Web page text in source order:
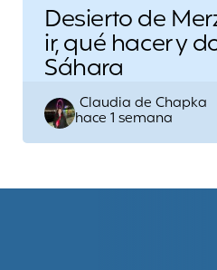
Desierto de
ir, qué hacer y
Sáhara
Escrito
por
Claudia de Chapka
hace 1 semana